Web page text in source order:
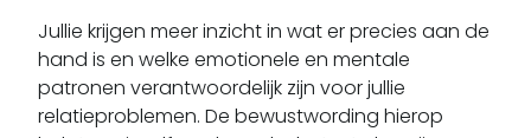
Jullie krijgen meer inzicht in wat er precies aan de
hand is en welke emotionele en mentale
patronen verantwoordelijk zijn voor jullie
relatieproblemen. De bewustwording hierop